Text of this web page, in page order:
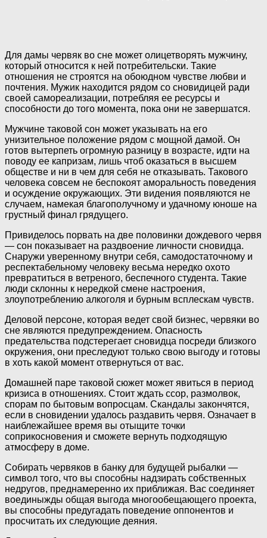
Для дамы червяк во сне может олицетворять мужчину,
который относится к ней потребительски. Такие
отношения не строятся на обоюдном чувстве любви и
почтения. Мужик находится рядом со сновидицей ради
своей самореализации, потребляя ее ресурсы и
способности до того момента, пока они не завершатся.
Мужчине таковой сон может указывать на его
унизительное положение рядом с мощной дамой. Он
готов вытерпеть огромную разницу в возрасте, идти на
поводу ее капризам, лишь чтоб оказаться в высшем
обществе и ни в чем для себя не отказывать. Такового
человека совсем не беспокоят аморальность поведения
и осуждение окружающих. Эти видения появляются не
случаем, намекая благополучному и удачному юноше на
грустный финал грядущего.
Привиделось порвать на две половинки дождевого червя
— сон показывает на раздвоение личности сновидца.
Снаружи уверенному внутри себя, самодостаточному и
респектабельному человеку весьма нередко охото
превратиться в ветреного, беспечного студента. Такие
люди склонны к нередкой смене настроения,
злоупотреблению алкоголя и бурным всплескам чувств.
Деловой персоне, которая ведет свой бизнес, червяки во
сне являются предупреждением. Опасность
предательства подстерегает сновидца посреди близкого
окружения, они преследуют только свою выгоду и готовы
в хоть какой момент отвернуться от вас.
Домашней паре таковой сюжет может явиться в период
кризиса в отношениях. Стоит ждать ссор, размолвок,
спорам по бытовым вопросцам. Скандалы закончятся,
если в сновидении удалось раздавить червя. Означает в
наиблежайшее время вы отыщите точки
соприкосновения и сможете вернуть подходящую
атмосферу в доме.
Собирать червяков в банку для будущей рыбалки —
символ того, что вы способны надзирать собственных
недругов, преднамеренно их приближая. Вас соединяет
воединыжды общая выгода многообещающего проекта,
вы способны предугадать поведение оппонентов и
просчитать их следующие деяния.